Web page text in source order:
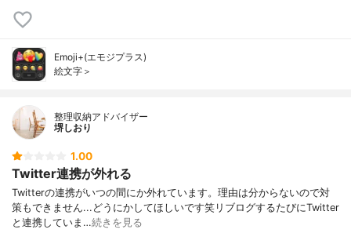
Emoji+(エモジプラス)
絵文字＞
整理収納アドバイザー
堺しおり
1.00
Twitter連携が外れる
Twitterの連携がいつの間にか外れています。理由は分からないので対
策もできません...どうにかしてほしいです笑リブログするたびにTwitter
と連携していま…続きを見る